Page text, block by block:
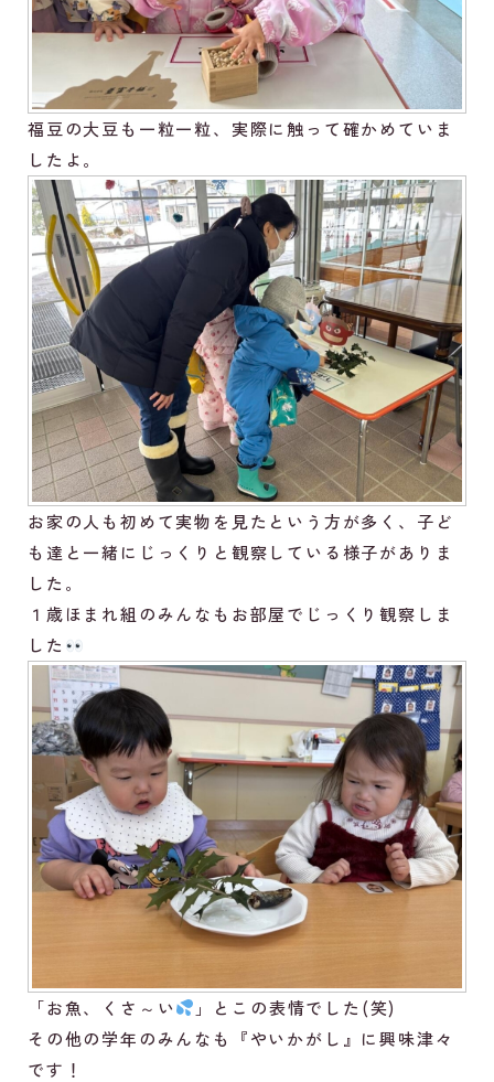
福豆の大豆も一粒一粒、実際に触って確かめていま
したよ。
お家の人も初めて実物を見たという方が多く、子ど
も達と一緒にじっくりと観察している様子がありま
した。
１歳ほまれ組のみんなもお部屋でじっくり観察しま
した
「お魚、くさ～い
」とこの表情でした(笑)
その他の学年のみんなも『やいかがし』に興味津々
です！